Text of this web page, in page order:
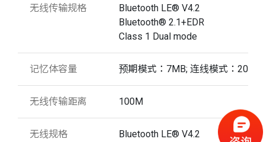
无线传输规格
Bluetooth LE® V4.2
Bluetooth® 2.1+EDR
Class 1 Dual mode
记忆体容量 预期模式：7MB; 连线模式：20KB
无线传输距离 100M
无线规格
Bluetooth LE® V4.2